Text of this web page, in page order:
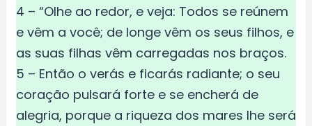
4 – “Olhe ao redor, e veja: Todos se reúnem
e vêm a você; de longe vêm os seus filhos, e
as suas filhas vêm carregadas nos braços.
5 – Então o verás e ficarás radiante; o seu
coração pulsará forte e se encherá de
alegria, porque a riqueza dos mares lhe será